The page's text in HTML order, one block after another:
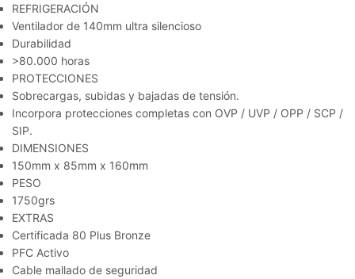
REFRIGERACIÓN
Ventilador de 140mm ultra silencioso
Durabilidad
>80.000 horas
PROTECCIONES
Sobrecargas, subidas y bajadas de tensión.
Incorpora protecciones completas con OVP / UVP / OPP / SCP /
SIP.
DIMENSIONES
150mm x 85mm x 160mm
PESO
1750grs
EXTRAS
Certificada 80 Plus Bronze
PFC Activo
Cable mallado de seguridad